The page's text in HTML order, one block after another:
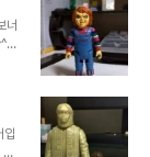
너
작
입